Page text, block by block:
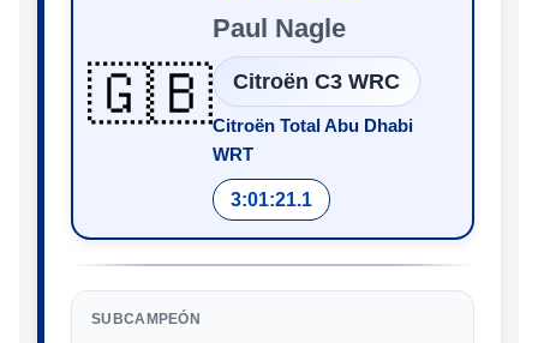
🇬🇧
Paul Nagle
Citroën C3 WRC
Citroën Total Abu Dhabi
WRT
3:01:21.1
SUBCAMPEÓN